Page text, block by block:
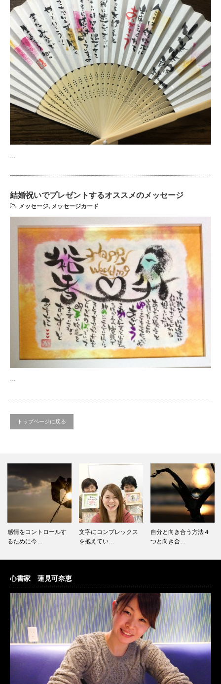
…
結婚祝いでプレゼントするオススメのメッセージ
メッセージ, メッセージカード
トップページに戻る
感情をコントロールす
るために今…
文字にコンプレックス
を抱えてい…
自分と向き合う方法４
つと向き合…
心書家 蓮見可奈恵